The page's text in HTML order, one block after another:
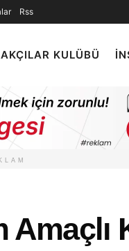
Rss
KULÜBÜ